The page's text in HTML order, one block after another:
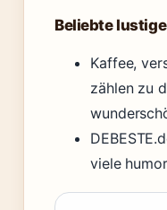
Beliebte
Kaffee,
zählen zu
viele